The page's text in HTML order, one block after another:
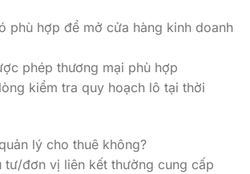
phù hợp để mở cửa hàng kinh doanh
phép thương mại phù hợp
kiểm tra quy hoạch lô tại thời
lý cho thuê không?
tư/đơn vị liên kết thường cung cấp